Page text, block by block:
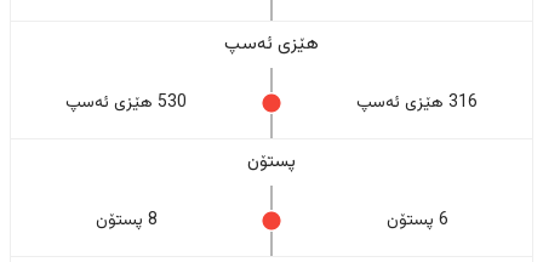
هێزی ئەسپ
316 هێزی ئەسپ 530 هێزی ئەسپ
پستۆن
6 پستۆن 8 پستۆن